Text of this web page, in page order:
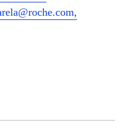
,